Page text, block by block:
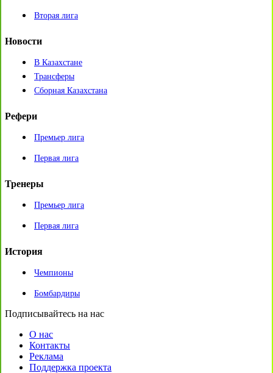
Вторая лига
Новости
В Казахстане
Трансферы
Сборная Казахстана
Рефери
Премьер лига
Первая лига
Тренеры
Премьер лига
Первая лига
История
Чемпионы
Бомбардиры
Подписывайтесь на нас
О нас
Контакты
Реклама
Поддержка проекта